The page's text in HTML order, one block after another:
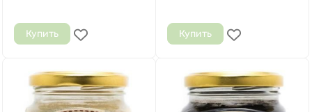
Купить Купить